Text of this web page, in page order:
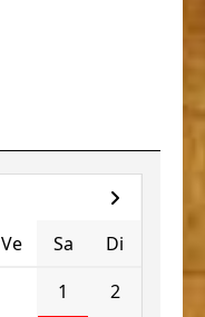
Ve Sa
Di
1
2